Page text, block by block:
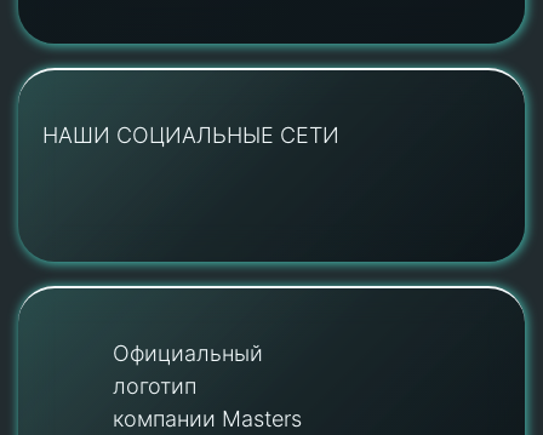
НАШИ СОЦИАЛЬНЫЕ СЕТИ
Официальный
логотип
компании Masters